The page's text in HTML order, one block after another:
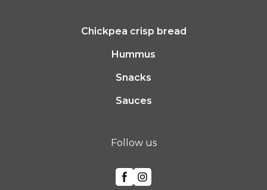
Chickpea crisp bread
Hummus
Snacks
Sauces
Follow us